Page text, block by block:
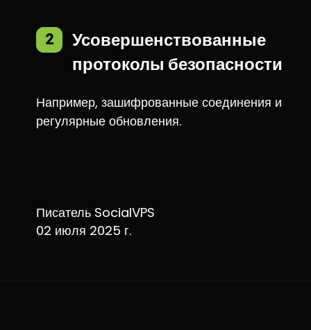
Писатель SocialVPS
02 июля 2025 г.
Усовершенствованные
протоколы безопасности
2
Например, зашифрованные соединения и
регулярные обновления.